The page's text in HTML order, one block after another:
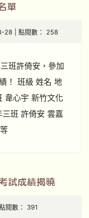
單
| 點閱數： 258
班許倚安，參加
！ 班級 姓名 地
韋心宇 新竹文化
班 許倚安 雲嘉
試成績揭曉
閱數： 391